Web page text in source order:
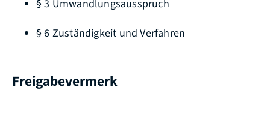
§ 3 Umwandlungsausspruch
§ 6 Zuständigkeit und Verfahren
Freigabevermerk